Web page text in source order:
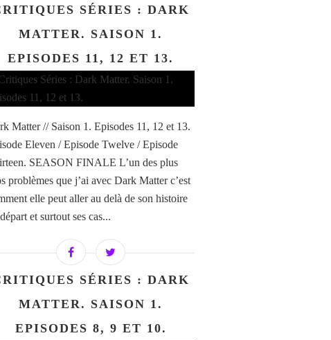
SÉRIES : DARK
MATTER. SAISON 1.
EPISODES 11, 12 ET 13.
Matter // Saison 1. Episodes 11, 12 et 13.
Eleven / Episode Twelve / Episode
SEASON FINALE L’un des plus
problèmes que j’ai avec Dark Matter c’est
elle peut aller au delà de son histoire
et surtout ses cas...
SÉRIES : DARK
MATTER. SAISON 1.
EPISODES 8, 9 ET 10.